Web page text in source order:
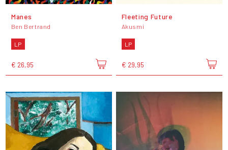
Manes
Ben Bertrand
LP
€ 26,95
Fleeting Future
Akusmi
LP
€ 29,95